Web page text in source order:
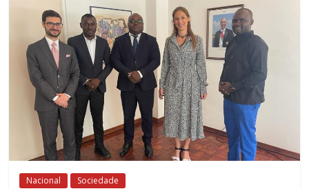
Nacional Sociedade